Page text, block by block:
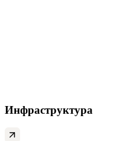
Инфраструктура